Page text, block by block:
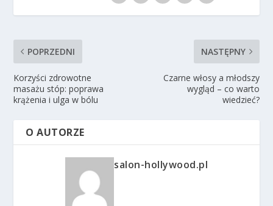
POPRZEDNI
Korzyści zdrowotne
masażu stóp: poprawa
krążenia i ulga w bólu
NASTĘPNY
Czarne włosy a młodszy
wygląd – co warto
wiedzieć?
O AUTORZE
salon-hollywood.pl